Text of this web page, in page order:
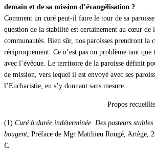
demain et de sa mission d’évangélisation ?
Comment un curé peut-il faire le tour de sa
question de la stabilité est certainement au cœur de
communautés. Bien sûr, nos paroisses prendront la
réciproquement. Ce n’est pas un problème tant que
avec l’évêque. Le territoire de la paroisse définit
de mission, vers lequel il est envoyé avec ses
l’Eucharistie, en s’y donnant sans mesure.
Propos
(1) Curé à durée indéterminée. Des pasteurs
bougent , Préface de Mgr Matthieu Rougé, Artège,
€.